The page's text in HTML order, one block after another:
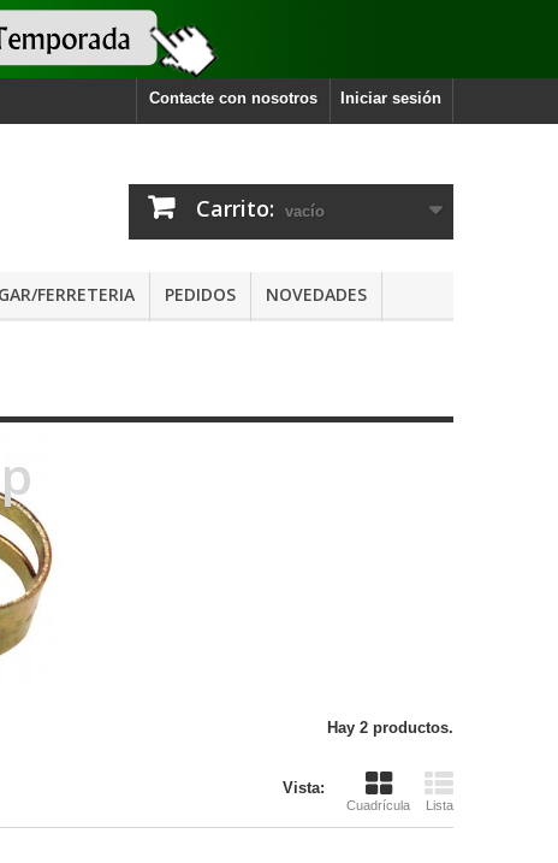
Iniciar sesión
Contacte con nosotros
Carrito: vacío
FERRETERIA PEDIDOS NOVEDADES
Hay 2 productos.
Vista:
Cuadrícula Lista